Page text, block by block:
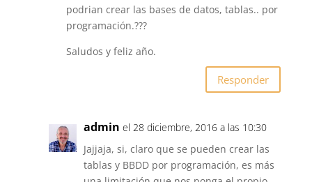
podrian crear las bases de datos, tablas.. por
programación.???
Saludos y feliz año.
Responder
admin el 28 diciembre, 2016 a las 10:30
Jajjaja, si, claro que se pueden crear las
tablas y BBDD por programación, es más